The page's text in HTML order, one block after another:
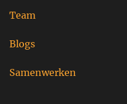
Team
Blogs
Samenwerken